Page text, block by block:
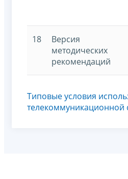
18
Версия
методических
рекомендаций
Типовые условия
телекоммуникационной